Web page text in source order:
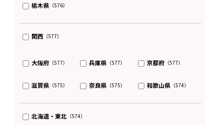
栃木県（576）
関西（577）
大阪府（577） 兵庫県 （577） 京都府 （577）
滋賀県（575） 奈良県 （575） 和歌山県 （574）
北海道・東北（574）